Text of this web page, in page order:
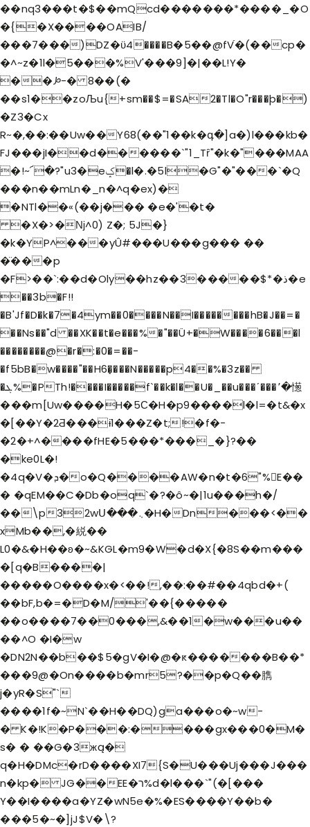
��nq3���t�$��mQcd�������*����_�O
�{�X����OAIB/
���7���)DZ�ϋ4����B�5��@fVֿ�(��cp�
�^~z�1l�5���%V'���9]�|��L!Y�
��ꛊ-� 8��(�
��s1��zoЉu{+sm��$=�SA2�Tl�O"r���þ�)
�Z3�Cx
R~�,��:��Uw��Y68(��"1��k�գ�]a�)l���kb�
FJ���jI��d������`"1_Tȓ"�k�"���MAA
�!~՜�?"u3�eݤ�l�.�5l�G"�"���`�Q
���n��mLn�_n�^q�ex)�
�NTl��«(��j��� �e�'�t�
�X�>�ǋ^0) Z�; 5J�}
�k�YP^���yÛ#���U���g��� ��
�̈���p
�F>��`:��d�Oly��hz��3�����$*�ذ�e
��3b�F!!
�B'Jf�D�k�7�4ym��0����N��I��������hB�J��=�
��Ns��"d ��XK��t�e���%�"��Ü+�W����6���l
��������@�r�:�0�=��-
�f5bB�w����"��H6�̝���N�����p4��%�3z��
�ܓ%�PTh!����I�����f`��k�l��U�_��u���ʹ���٬�憽
���m[Uw����H�5С�H�p9����l�l=�t&�x
�[��Y�2Ƌ���ɨ1���Z�t;!�f�-
�2�+^����fHE�5���*���_�}?��
�ke0L�!
�4q�V�ܕ�o�Q����AW�n�t�6"%E��
� �qEM��C�Db�oq`�?�ô~�|1u���h�/
��\p32wՍ���܆�H�Dn���<��
xMb��,�綐��
L0�&�H��ʚ�~&KGL�m9�W�d�X{�8S��m���
�[q�B����|
�����O����x�<��!,��:��#��4qbd�+(
��bF,b�=�D�M/'��{�����
��o����7��0���,&��1�w���u��
��^O �I�w
�DN2N��b��$5�gV�I�@�ԟ�������B��*
���9@�On����b�mr5?��p�Q��臇
j�yR�S"`
����1f�~N`��H��DQ)ga���o�~w-
� K�!K�P���:����gx���0�M�
s� � ��G�3жą�
q�H�DMc�rD����XI7{S�U���Uj���J���
n�kp� JG��EE�ר%d�l���`"(�[���
Y��I����a�Y Z�wN5e�%�ES����Y��b�
���5�~�]jJ$V�\?